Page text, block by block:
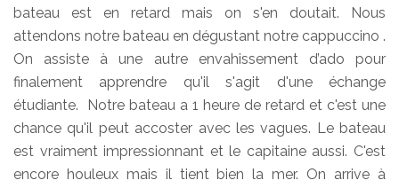
bateau est en retard mais on s'en doutait. Nous
attendons notre bateau en dégustant notre cappuccino .
On assiste à une autre envahissement d’ado pour
finalement apprendre qu'il s'agit d'une échange
étudiante. Notre bateau a 1 heure de retard et c'est une
chance qu'il peut accoster avec les vagues. Le bateau
est vraiment impressionnant et le capitaine aussi. C'est
encore houleux mais il tient bien la mer. On arrive à